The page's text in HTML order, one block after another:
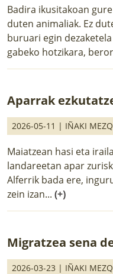
Badira ikusitakoan
duten animaliak. Ez
buruari egin
gabeko hotzikara,
Aparrak
2026-05-11 | IÑAKI
Maiatzean hasi eta
landareetan apar
Alferrik bada ere,
zein izan... (+)
Migratzea sena
2026-03-23 | IÑAKI